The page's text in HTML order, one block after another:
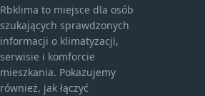
Rbklima to miejsce dla osób
szukających sprawdzonych
informacji o klimatyzacji,
serwisie i komforcie
mieszkania. Pokazujemy
również, jak łączyć